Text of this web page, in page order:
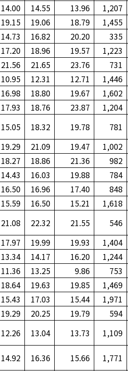
14.00 14.55 13.96 1,207
19.15 19.06 18.79 1,455
14.73 16.82 20.20 335
17.20 18.96 19.57 1,223
21.56 21.65 23.76 731
10.95 12.31 12.71 1,446
16.98 18.80 19.67 1,602
17.93 18.76 23.87 1,204
15.05 18.32 19.78 781
19.29 21.09 19.47 1,002
18.27 18.86 21.36 982
14.43 16.03 19.88 784
16.50 16.96 17.40 848
15.59 16.50 15.21 1,618
21.08 22.32 21.55 546
17.97 19.99 19.93 1,404
13.34 14.17 16.20 1,244
11.36 13.25 9.86 753
18.64 19.63 19.85 1,469
15.43 17.03 15.44 1,971
19.29 20.25 19.79 594
12.26 13.04 13.73 1,109
14.92 16.36 15.66 1,771